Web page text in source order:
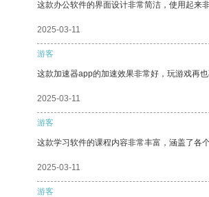
这款办公软件的界面设计非常简洁，使用起来
2025-03-11
游客
这款加速器app的加速效果非常好，玩游戏再
2025-03-11
游客
这款学习软件的课程内容非常丰富，涵盖了各
2025-03-11
游客